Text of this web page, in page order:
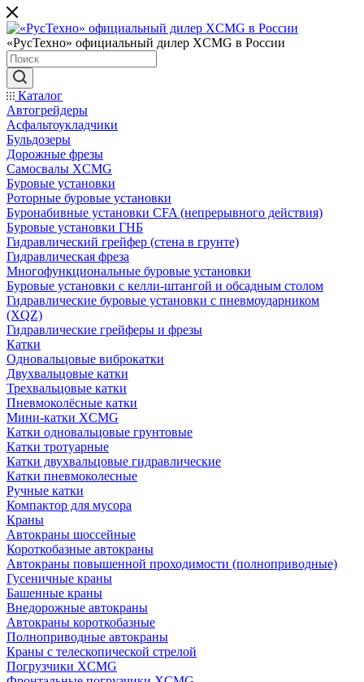
«РусТехно» официальный дилер XCMG в России
Каталог
Автогрейдеры
Асфальтоукладчики
Бульдозеры
Дорожные фрезы
Самосвалы XCMG
Буровые установки
Роторные буровые установки
Буронабивные установки CFA (непрерывного действия)
Буровые установки ГНБ
Гидравлический грейфер (стена в грунте)
Гидравлическая фреза
Многофункциональные буровые установки
Буровые установки с келли-штангой и обсадным столом
Гидравлические буровые установки с пневмоударником
(XQZ)
Гидравлические грейферы и фрезы
Катки
Одновальцовые виброкатки
Двухвальцовые катки
Трехвальцовые катки
Пневмоколёсные катки
Мини-катки XCMG
Катки одновальцовые грунтовые
Катки тротуарные
Катки двухвальцовые гидравлические
Катки пневмоколесные
Ручные катки
Компактор для мусора
Краны
Автокраны шоссейные
Короткобазные автокраны
Автокраны повышенной проходимости (полноприводные)
Гусеничные краны
Башенные краны
Внедорожные автокраны
Автокраны короткобазные
Полноприводные автокраны
Краны с телескопической стрелой
Погрузчики XCMG